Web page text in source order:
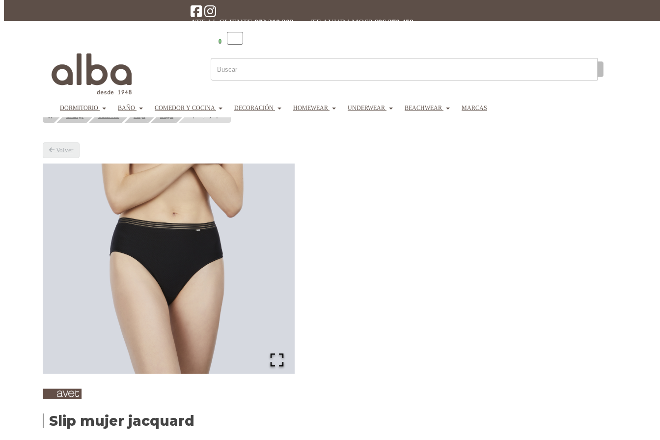
ATT AL CLIENTE973 310 302 ·¿TE AYUDAMOS?686 270 459
0
DORMITORIO BAÑO COMEDOR Y COCINA DECORACIÓN HOMEWEAR UNDERWEAR BEACHWEAR MARCAS
Volver
Slip mujer jacquard